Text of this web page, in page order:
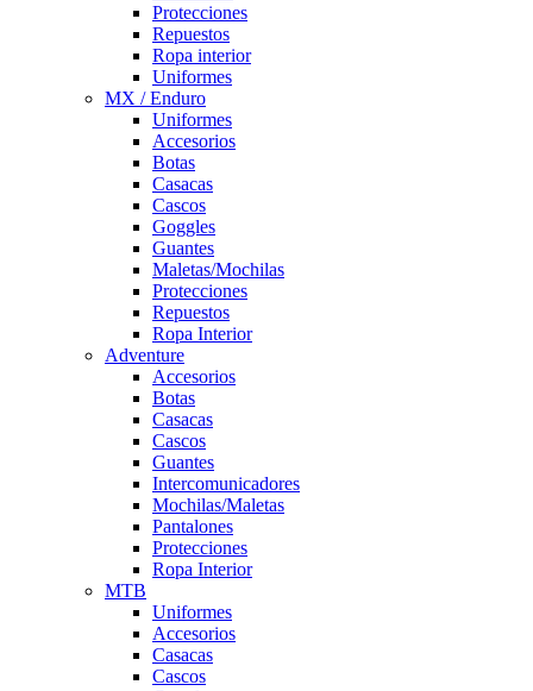
Protecciones
Repuestos
Ropa interior
Uniformes
MX / Enduro
Uniformes
Accesorios
Botas
Casacas
Cascos
Goggles
Guantes
Maletas/Mochilas
Protecciones
Repuestos
Ropa Interior
Adventure
Accesorios
Botas
Casacas
Cascos
Guantes
Intercomunicadores
Mochilas/Maletas
Pantalones
Protecciones
Ropa Interior
MTB
Uniformes
Accesorios
Casacas
Cascos